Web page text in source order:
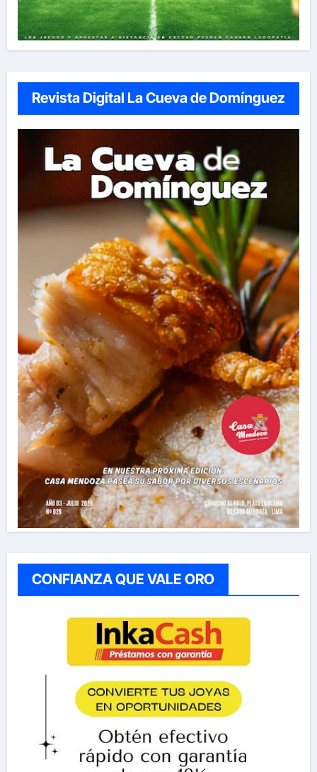
Revista Digital La Cueva de Domínguez
CONFIANZA QUE VALE ORO